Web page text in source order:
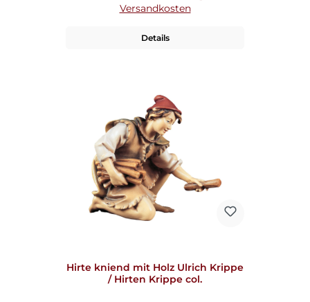
Versandkosten
Details
Hirte kniend mit Holz Ulrich Krippe
/ Hirten Krippe col.